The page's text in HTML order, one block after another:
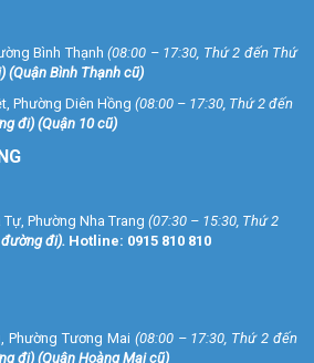
Bình Thạnh (08:00 – 17:30, Thứ 2 đến Thứ
) (Quận Bình Thạnh cũ)
Phường Diên Hồng (08:00 – 17:30, Thứ 2 đến
đi) (Quận 10 cũ)
Phường Nha Trang (07:30 – 15:30, Thứ 2
đi). Hotline: 0915 810 810
Phường Tương Mai (08:00 – 17:30, Thứ 2 đến
đi) (Quận Hoàng Mai cũ)